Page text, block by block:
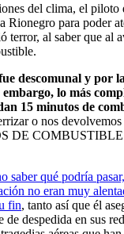
del clima, el piloto
Rionegro para poder
terror, al saber que al
descomunal y por
lo más
15 minutos de
o nos
DE
saber qué podría
no eran muy
fin, tanto así que él
de despedida en sus